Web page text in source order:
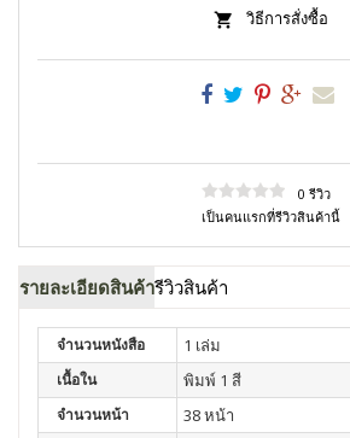
วิธีการสั่งซื้อ
0 รีวิว
เป็นคนแรกที่รีวิวสินค้านี้
รายละเอียดสินค้ารีวิวสินค้า
จำนวนหนังสือ 1 เล่ม
เนื้อใน พิมพ์ 1 สี
จำนวนหน้า 38 หน้า